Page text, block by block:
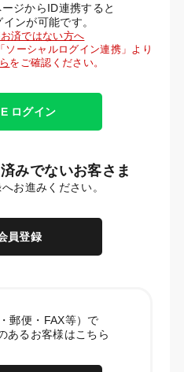
ジからID連携すると
ンが可能です。
済ではない方へ
ーシャルログイン連携」より
をご確認ください。
ログイン
みでないお客さま
お進みください。
員登録
郵便・FAX等）で
あるお客様はこちら